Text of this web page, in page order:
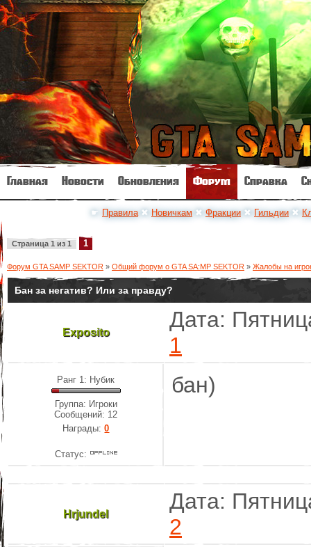
Главная Новости Обновления Форум Справка
☛ Правила✖ Новичкам ✖ Фракции ✖ Гильдии ✖
Страница 1 из 1 1
Форум GTA SAMP SEKTOR » Общий форум о GTA SA:MP SEKTOR » Жалобы на
Бан за негатив? Или за правду?
Exposito
Дата:
1
Ранг 1: Нубик
Группа: Игроки
Сообщений: 12
Награды:0
Статус:
бан)
Hrjundel
Дата:
2